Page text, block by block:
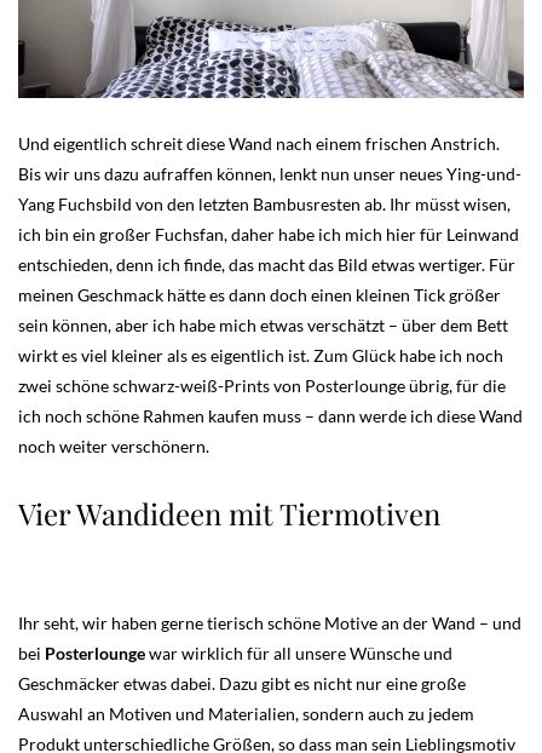
Und eigentlich schreit diese Wand nach einem frischen Anstrich.
Bis wir uns dazu aufraffen können, lenkt nun unser neues Ying-und-
Yang Fuchsbild von den letzten Bambusresten ab. Ihr müsst wisen,
ich bin ein großer Fuchsfan, daher habe ich mich hier für Leinwand
entschieden, denn ich finde, das macht das Bild etwas wertiger. Für
meinen Geschmack hätte es dann doch einen kleinen Tick größer
sein können, aber ich habe mich etwas verschätzt – über dem Bett
wirkt es viel kleiner als es eigentlich ist. Zum Glück habe ich noch
zwei schöne schwarz-weiß-Prints von Posterlounge übrig, für die
ich noch schöne Rahmen kaufen muss – dann werde ich diese Wand
noch weiter verschönern.
Vier Wandideen mit Tiermotiven
Ihr seht, wir haben gerne tierisch schöne Motive an der Wand – und
bei Posterloungewar wirklich für all unsere Wünsche und
Geschmäcker etwas dabei. Dazu gibt es nicht nur eine große
Auswahl an Motiven und Materialien, sondern auch zu jedem
Produkt unterschiedliche Größen, so dass man sein Lieblingsmotiv